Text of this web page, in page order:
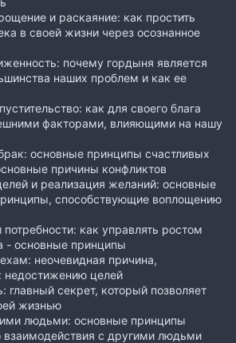
и раскаяние: как простить
в своей жизни через осознанное
почему гордыня является
наших проблем и как ее
как для своего блага
факторами, влияющими на нашу
основные принципы счастливых
причины конфликтов
и реализация желаний: основные
способствующие воплощению
потребности: как управлять ростом
- основные принципы
неочевидная причина,
недостижению целей
главный секрет, который позволяет
жизнью
людьми: основные принципы
взаимодействия с другими людьми